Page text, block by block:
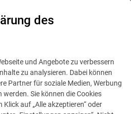
des
und Angebote zu verbessern
zu analysieren. Dabei können
Partner für soziale Medien, Werbung
Sie können die Cookies
auf „Alle akzeptieren“ oder